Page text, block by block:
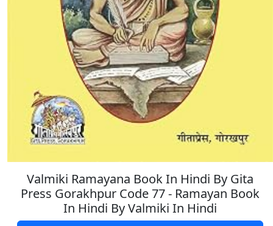
Valmiki Ramayana Book In Hindi By Gita
Press Gorakhpur Code 77 - Ramayan Book
In Hindi By Valmiki In Hindi